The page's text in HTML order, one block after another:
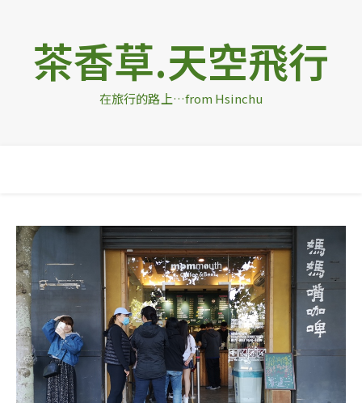
茶香草.天空飛行
在旅行的路上…from Hsinchu